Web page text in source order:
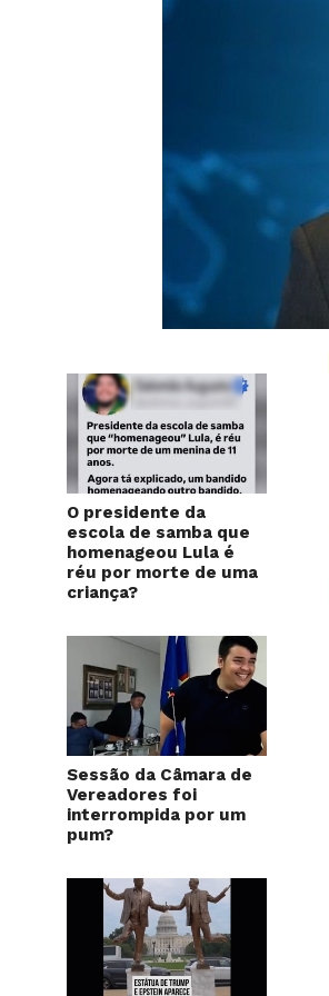
O presidente da
escola de samba que
homenageou Lula é
réu por morte de uma
criança?
Sessão da Câmara de
Vereadores foi
interrompida por um
pum?